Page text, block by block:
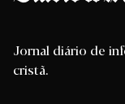
Jornal diário de
cristã.